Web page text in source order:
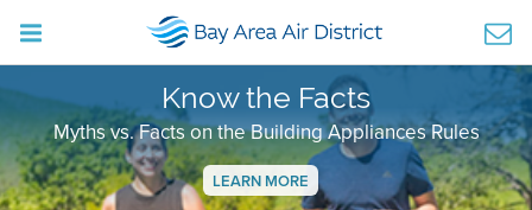
Know the Facts
Myths vs. Facts on the Building Appliances Rules
LEARN MORE